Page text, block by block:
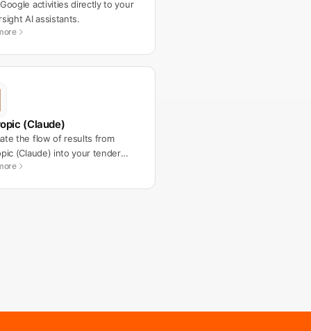
activities directly to your
AI assistants.
(Claude)
the flow of results from
(Claude) into your tender